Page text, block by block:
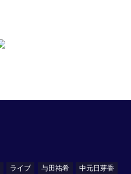
ライブ 与田祐希
中元日芽香